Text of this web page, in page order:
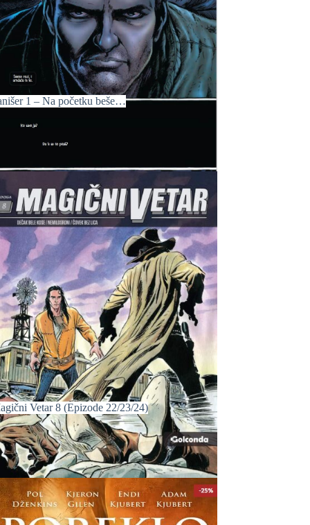
1 – Na početku beše…
Vetar 8 (Epizode 22/23/24)